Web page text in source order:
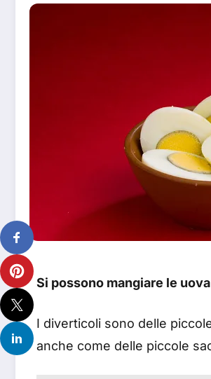
Si possono mangiare le
I diverticoli sono delle
anche come delle piccole